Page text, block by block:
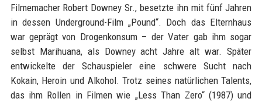
Filmemacher Robert Downey Sr., besetzte ihn mit fünf Jahren
in dessen Underground-Film „Pound“. Doch das Elternhaus
war geprägt von Drogenkonsum – der Vater gab ihm sogar
selbst Marihuana, als Downey acht Jahre alt war. Später
entwickelte der Schauspieler eine schwere Sucht nach
Kokain, Heroin und Alkohol. Trotz seines natürlichen Talents,
das ihm Rollen in Filmen wie „Less Than Zero“ (1987) und